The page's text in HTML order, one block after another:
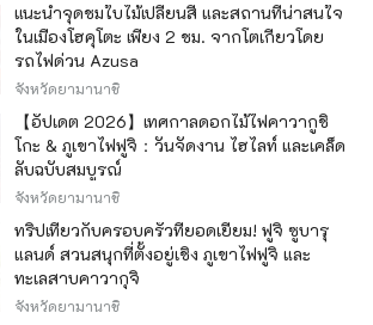
แนะนำจุดชมใบไม้เปลี่ยนสี และสถานที่น่าสนใจ
ในเมืองโฮคุโตะ เพียง 2 ชม. จากโตเกียวโดย
รถไฟด่วน Azusa
จังหวัดยามานาชิ
【อัปเดต 2026】เทศกาลดอกไม้ไฟคาวากูชิ
โกะ & ภูเขาไฟฟูจิ：วันจัดงาน ไฮไลท์ และเคล็ด
ลับฉบับสมบูรณ์
จังหวัดยามานาชิ
ทริปเที่ยวกับครอบครัวที่ยอดเยี่ยม! ฟูจิ ซูบารุ
แลนด์ สวนสนุกที่ตั้งอยู่เชิง ภูเขาไฟฟูจิ และ
ทะเลสาบคาวากุจิ
จังหวัดยามานาชิ